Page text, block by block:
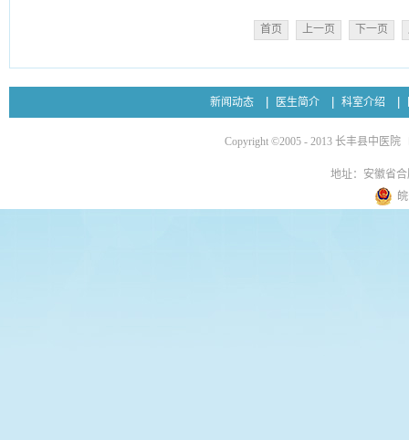
首页 上一页 下一页
新闻动态 医生简介 科室介绍
Copyright ©2005 - 2013 长丰县中医院
地址：安徽省